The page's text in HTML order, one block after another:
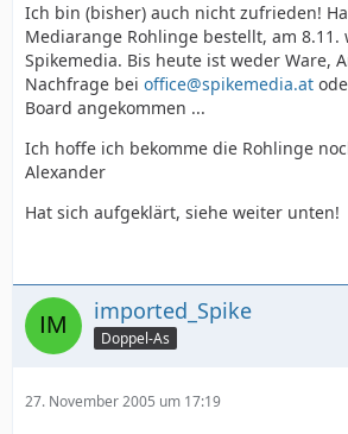
Ich bin (bisher) auch nicht zufrieden!
Mediarange Rohlinge bestellt, am 8.11.
Spikemedia. Bis heute ist weder Ware,
Nachfrage bei office@spikemedia.at
Board angekommen ...
Ich hoffe ich bekomme die Rohlinge
Alexander
Hat sich aufgeklärt, siehe weiter unten!
imported_Spike
Doppel-As
27. November 2005 um 17:19